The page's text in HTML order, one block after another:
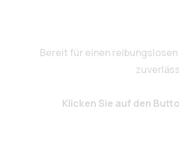
Bereit für einen
Klicken Sie auf den